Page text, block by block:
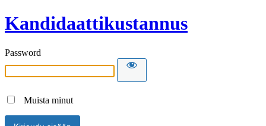
Kandidaattikustannus
Password
Muista minut